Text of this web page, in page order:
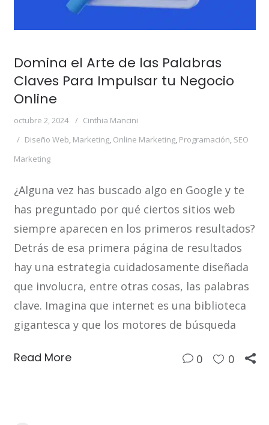
Domina el Arte de las Palabras
Claves Para Impulsar tu Negocio
Online
octubre 2, 2024
Cinthia Mancini
Diseño Web, Marketing, Online Marketing, Programación, SEO
Marketing
¿Alguna vez has buscado algo en Google y te
has preguntado por qué ciertos sitios web
siempre aparecen en los primeros resultados?
Detrás de esa primera página de resultados
hay una estrategia cuidadosamente diseñada
que involucra, entre otras cosas, las palabras
clave. Imagina que internet es una biblioteca
gigantesca y que los motores de búsqueda
Read More 0 0